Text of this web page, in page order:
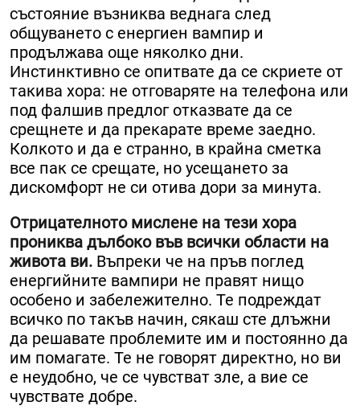
състояние възниква веднага след
общуването с енергиен вампир и
продължава още няколко дни.
Инстинктивно се опитвате да се скриете от
такива хора: не отговаряте на телефона или
под фалшив предлог отказвате да се
срещнете и да прекарате време заедно.
Колкото и да е странно, в крайна сметка
все пак се срещате, но усещането за
дискомфорт не си отива дори за минута.
Отрицателното мислене на тези хора
прониква дълбоко във всички области на
живота ви. Въпреки че на пръв поглед
енергийните вампири не правят нищо
особено и забележително. Те подреждат
всичко по такъв начин, сякаш сте длъжни
да решавате проблемите им и постоянно да
им помагате. Те не говорят директно, но ви
е неудобно, че се чувстват зле, а вие се
чувствате добре.